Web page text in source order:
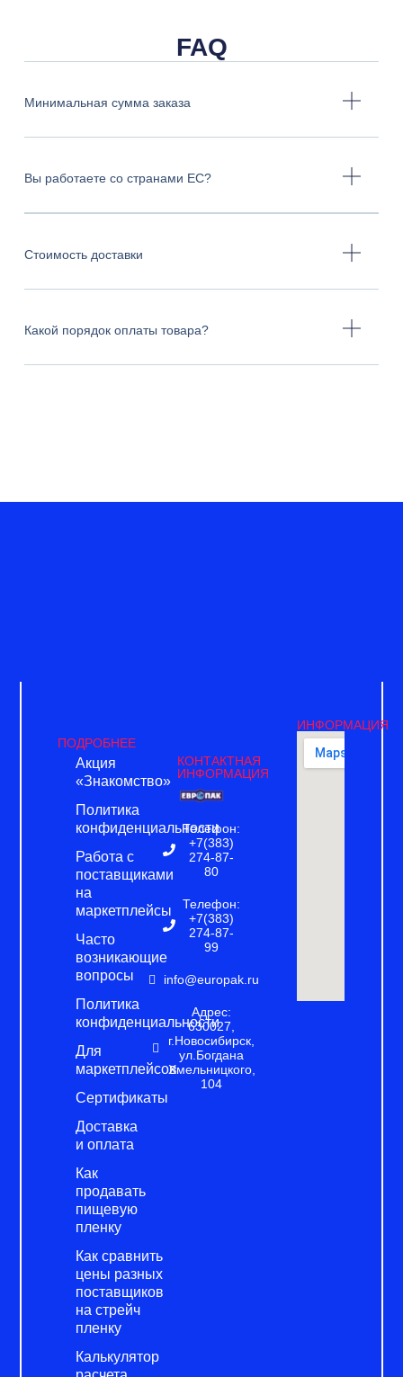
FAQ
Минимальная сумма заказа
Вы работаете со странами ЕС?
Стоимость доставки
Какой порядок оплаты товара?
ПОДРОБНЕЕ
Акция
«Знакомство»
Политика
конфиденциальности
Работа с
поставщиками
на
маркетплейсы
Часто
возникающие
вопросы
Политика
конфиденциальности
Для
маркетплейсов
Сертификаты
Доставка
и оплата
Как
продавать
пищевую
пленку
Как сравнить
цены разных
поставщиков
на стрейч
пленку
Калькулятор
КОНТАКТНАЯ
ИНФОРМАЦИЯ
Телефон:
+7(383)
274-87-
80
Телефон:
+7(383)
274-87-
99
info@europak.ru
Адрес:
630027,
г.Новосибирск,
ул.Богдана
Хмельницкого,
104
ИНФОРМАЦИЯ